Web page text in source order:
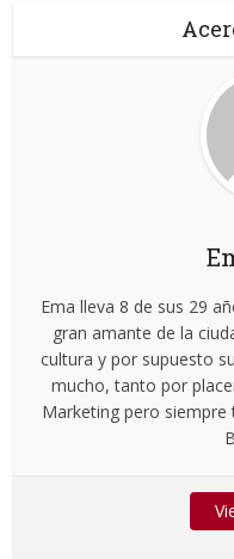
Ema lleva 8 de sus 29
gran amante de la
cultura y por supuesto
mucho, tanto por
Marketing pero siempre